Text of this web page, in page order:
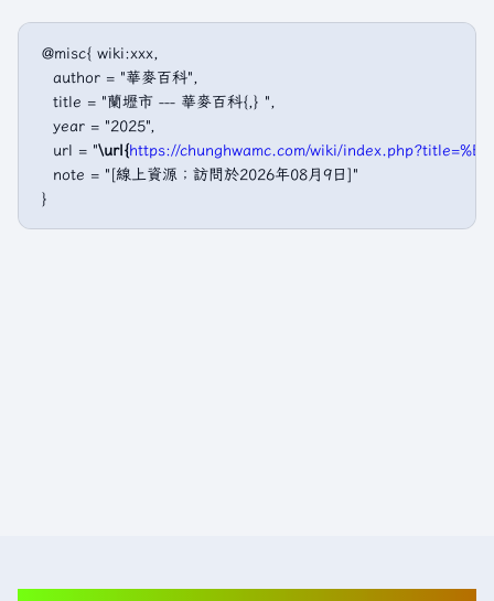
@misc{ wiki:xxx,
   author = "華麥百科",
   title = "蘭壢市 --- 華麥百科{,} ",
   year = "2025",
   url = "
\url{https://chunghwamc.com/wiki/
   note = "[線上資源；訪問於2026年08月9日]"